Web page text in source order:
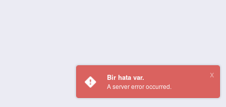
Bir hata var.
A server error occurred.